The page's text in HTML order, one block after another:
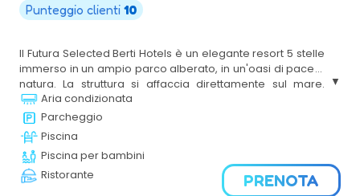
Punteggio clienti 10
Il Futura Selected Berti Hotels è un elegante resort 5 stelle
immerso in un ampio parco alberato, in un'oasi di pace e
natura. La struttura si affaccia direttamente sul mare.
Ideale per famiglie, coppie e gruppi di amici, offre servizi
di alta qualità, un’animazione coinvolgente e una
ristorazione raffinata. Un'oasi di relax e divertimento per
una vacanza all'insegna del comfort e della natura.
Aria condizionata
Parcheggio
Piscina
Piscina per bambini
Ristorante
PRENOTA